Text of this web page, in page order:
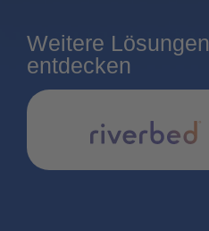
Weitere Lösungen
entdecken